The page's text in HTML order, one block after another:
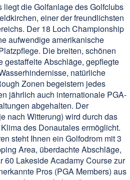
liegt die Golfanlage des Golfclubs
einer der freundlichsten
Der 18 Loch Championship
aufwendige amerikanische
Die breiten, schönen
gestaffelte Abschläge, gepflegte
natürliche
Zonen begeistern jedes
jährlich auch internationale PGA-
abgehalten. Der
nach Witterung) wird durch das
des Donautales ermöglicht.
steht Ihnen ein Golfodrom mit 3
Area, überdachte Abschläge,
60 Lakeside Acadamy Course zur
Pros (PGA Members) aus